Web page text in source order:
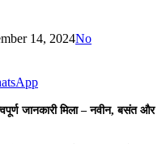
14, 2024No
जानकारी मिला – नवीन, बसंत और